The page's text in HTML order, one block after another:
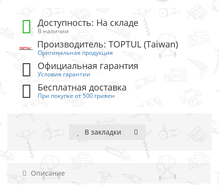
Доступность: На складе
В наличии
Производитель: TOPTUL (Taiwan)
Оригинальная продукция
Официальная гарантия
Условия гарантии
Бесплатная доставка
При покупке от 500 гривен
В закладки
Описание